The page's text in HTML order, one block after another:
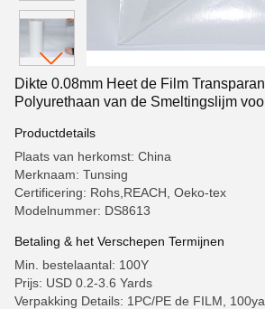
Dikte 0.08mm Heet de Film
Polyurethaan van de Smeltingslijm
Productdetails
Plaats van herkomst: China
Merknaam: Tunsing
Certificering: Rohs,REACH, Oeko-tex
Modelnummer: DS8613
Betaling & het Verschepen Termijnen
Min. bestelaantal: 100Y
Prijs: USD 0.2-3.6 Yards
Verpakking Details: 1PC/PE de FILM,